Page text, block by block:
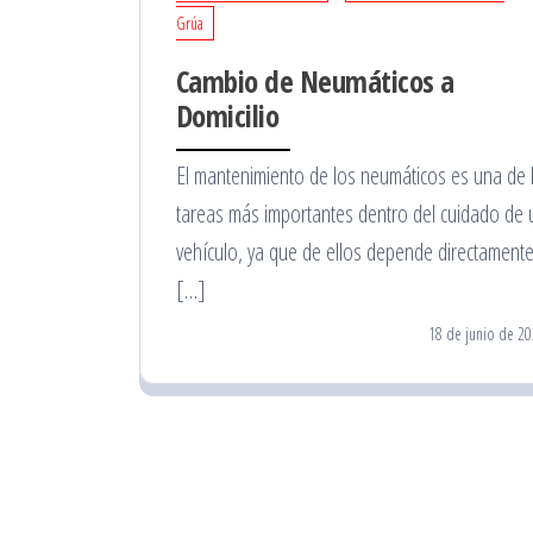
Grúa
Cambio de Neumáticos a
Domicilio
El mantenimiento de los neumáticos es una de
tareas más importantes dentro del cuidado de
vehículo, ya que de ellos depende
[…]
18 de junio de